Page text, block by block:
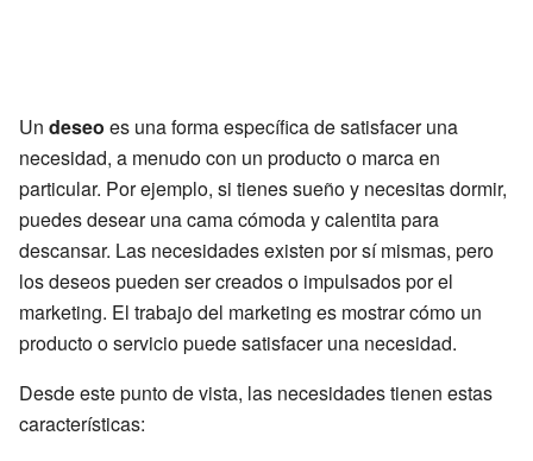
Un deseo es una forma específica de satisfacer una
necesidad, a menudo con un producto o marca en
particular. Por ejemplo, si tienes sueño y necesitas dormir,
puedes desear una cama cómoda y calentita para
descansar. Las necesidades existen por sí mismas, pero
los deseos pueden ser creados o impulsados por el
marketing. El trabajo del marketing es mostrar cómo un
producto o servicio puede satisfacer una necesidad.
Desde este punto de vista, las necesidades tienen estas
características: